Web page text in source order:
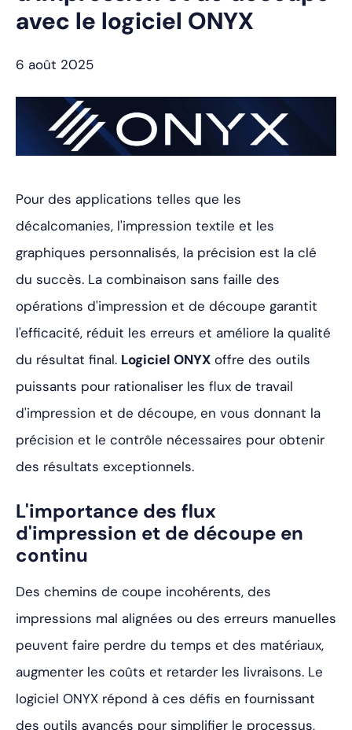
avec le logiciel ONYX
6 août 2025
Pour des applications telles que les
décalcomanies, l'impression textile et les
graphiques personnalisés, la précision est la clé
du succès. La combinaison sans faille des
opérations d'impression et de découpe garantit
l'efficacité, réduit les erreurs et améliore la qualité
du résultat final. Logiciel ONYX offre des outils
puissants pour rationaliser les flux de travail
d'impression et de découpe, en vous donnant la
précision et le contrôle nécessaires pour obtenir
des résultats exceptionnels.
L'importance des flux
d'impression et de découpe en
continu
Des chemins de coupe incohérents, des
impressions mal alignées ou des erreurs manuelles
peuvent faire perdre du temps et des matériaux,
augmenter les coûts et retarder les livraisons. Le
logiciel ONYX répond à ces défis en fournissant
des outils avancés pour simplifier le processus,